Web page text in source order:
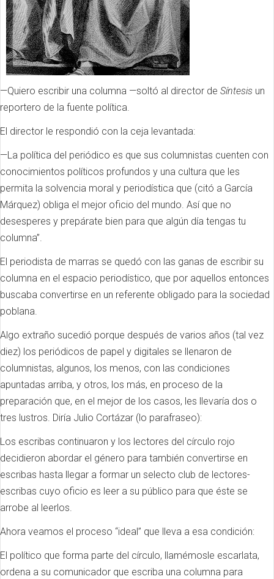
—Quiero escribir una columna —soltó al director de Síntesis un
reportero de la fuente política.
El director le respondió con la ceja levantada:
—La política del periódico es que sus columnistas cuenten con
conocimientos políticos profundos y una cultura que les
permita la solvencia moral y periodística que (citó a García
Márquez) obliga el mejor oficio del mundo. Así que no
desesperes y prepárate bien para que algún día tengas tu
columna”.
El periodista de marras se quedó con las ganas de escribir su
columna en el espacio periodístico, que por aquellos entonces
buscaba convertirse en un referente obligado para la sociedad
poblana.
Algo extraño sucedió porque después de varios años (tal vez
diez) los periódicos de papel y digitales se llenaron de
columnistas, algunos, los menos, con las condiciones
apuntadas arriba, y otros, los más, en proceso de la
preparación que, en el mejor de los casos, les llevaría dos o
tres lustros. Diría Julio Cortázar (lo parafraseo):
Los escribas continuaron y los lectores del círculo rojo
decidieron abordar el género para también convertirse en
escribas hasta llegar a formar un selecto club de lectores-
escribas cuyo oficio es leer a su público para que éste se
arrobe al leerlos.
Ahora veamos el proceso “ideal” que lleva a esa condición:
El político que forma parte del círculo, llamémosle escarlata,
ordena a su comunicador que escriba una columna para